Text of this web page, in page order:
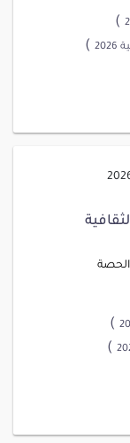
)
)
)
)